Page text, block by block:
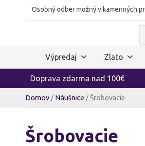
Osobný odber možný v kamenných
Výpredaj Zlato
Doprava zdarma nad 100€
Domov / Náušnice / Šrobovacie
Šrobovacie